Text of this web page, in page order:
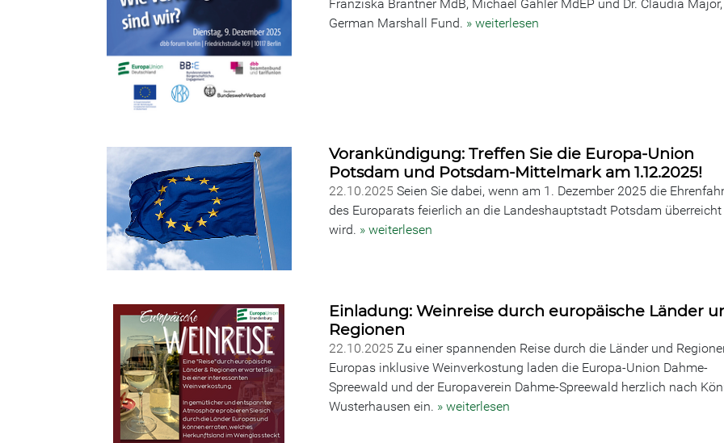
Franziska Brantner MdB, Michael Gahler MdEP und Dr. Claudia Major,
German Marshall Fund. » weiterlesen
Vorankündigung: Treffen Sie die Europa-Union
Potsdam und Potsdam-Mittelmark am 1.12.2025!
22.10.2025 Seien Sie dabei, wenn am 1. Dezember 2025 die
des Europarats feierlich an die Landeshauptstadt Potsdam überreicht
wird. » weiterlesen
Einladung: Weinreise durch europäische Länder
Regionen
22.10.2025 Zu einer spannenden Reise durch die Länder und
Europas inklusive Weinverkostung laden die Europa-Union Dahme-
Spreewald und der Europaverein Dahme-Spreewald herzlich nach
Wusterhausen ein. » weiterlesen